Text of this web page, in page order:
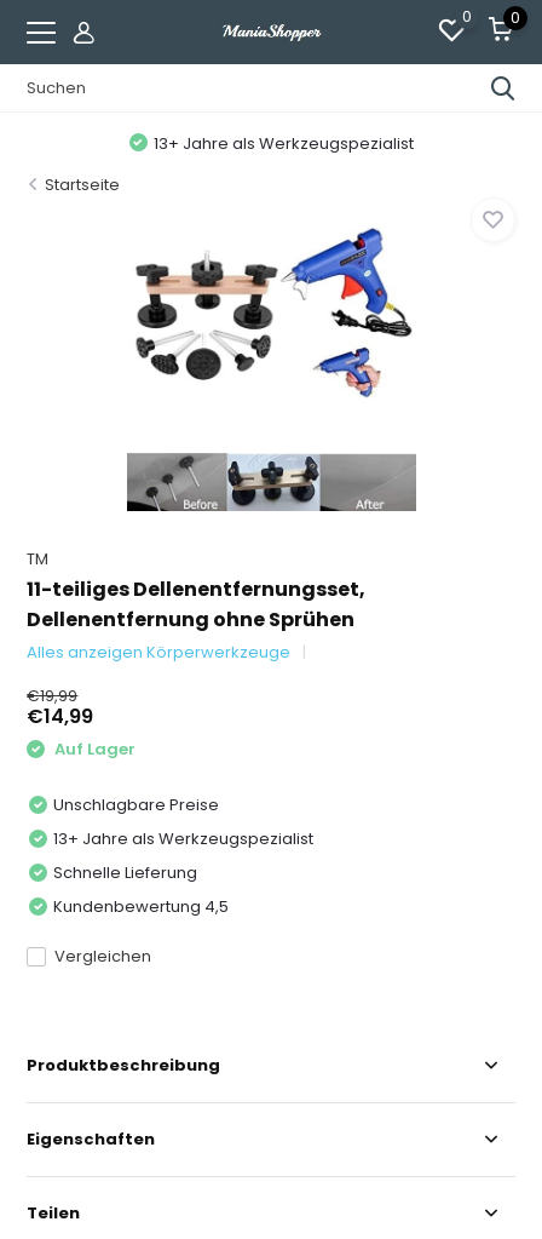
0 0
13+ Jahre als Werkzeugspezialist
Startseite
TM
11-teiliges Dellenentfernungsset,
Dellenentfernung ohne Sprühen
Alles anzeigen Körperwerkzeuge
€19,99
€14,99
Auf Lager
Unschlagbare Preise
13+ Jahre als Werkzeugspezialist
Schnelle Lieferung
Kundenbewertung 4,5
Vergleichen
Produktbeschreibung
Eigenschaften
Teilen